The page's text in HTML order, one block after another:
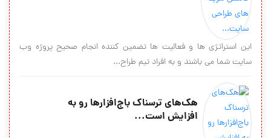
این استراتژی ها و فعالیت ها تضمین کننده انجام صحیح پروژه وب
سایت شما می باشند و به افراد تیم طراح...
هک‌های ترسناک باج‌افزارها رو به
افزایش است...